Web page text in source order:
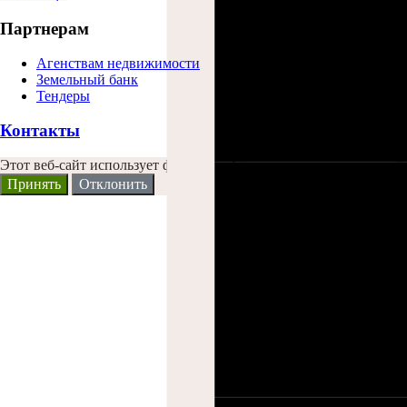
Партнерам
Агенствам недвижимости
Земельный банк
Тендеры
Контакты
Этот веб-сайт использует файлы Cookies и другие решения,
Принять
Отклонить